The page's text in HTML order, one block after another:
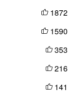
 1872
 1590
 353
 216
 141